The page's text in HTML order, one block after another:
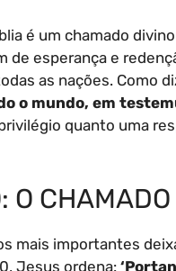
é um chamado
de esperança e
as nações. Como
o mundo, em
quanto uma
O
mais importantes
Jesus ordena: